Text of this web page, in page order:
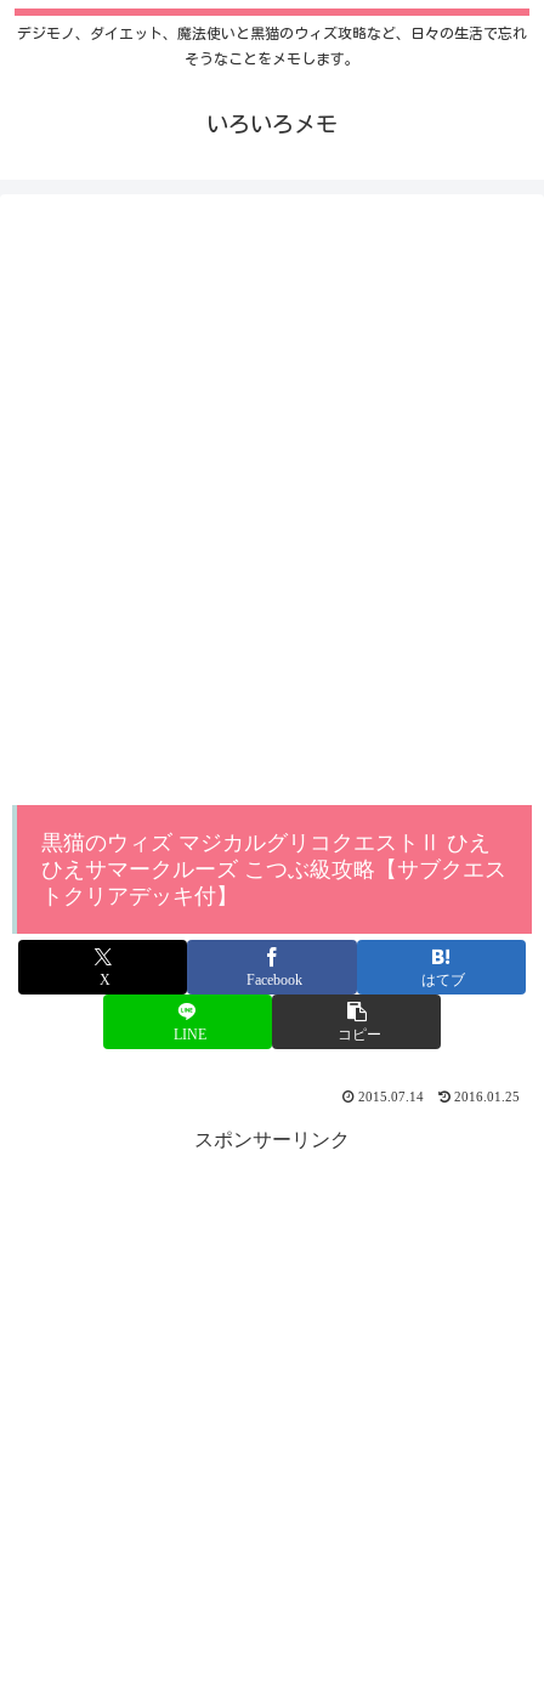
デジモノ、ダイエット、魔法使いと黒猫のウィズ攻略など、日々の生活で忘れ
そうなことをメモします。
いろいろメモ
黒猫のウィズ マジカルグリコクエストⅡ ひえ
ひえサマークルーズ こつぶ級攻略【サブクエス
トクリアデッキ付】
X Facebook はてブ
LINE コピー
2015.07.14 2016.01.25
スポンサーリンク